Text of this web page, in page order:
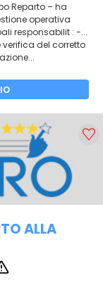
Reparto – ha
operativa
responsabilit : -...
del corretto
ALLA